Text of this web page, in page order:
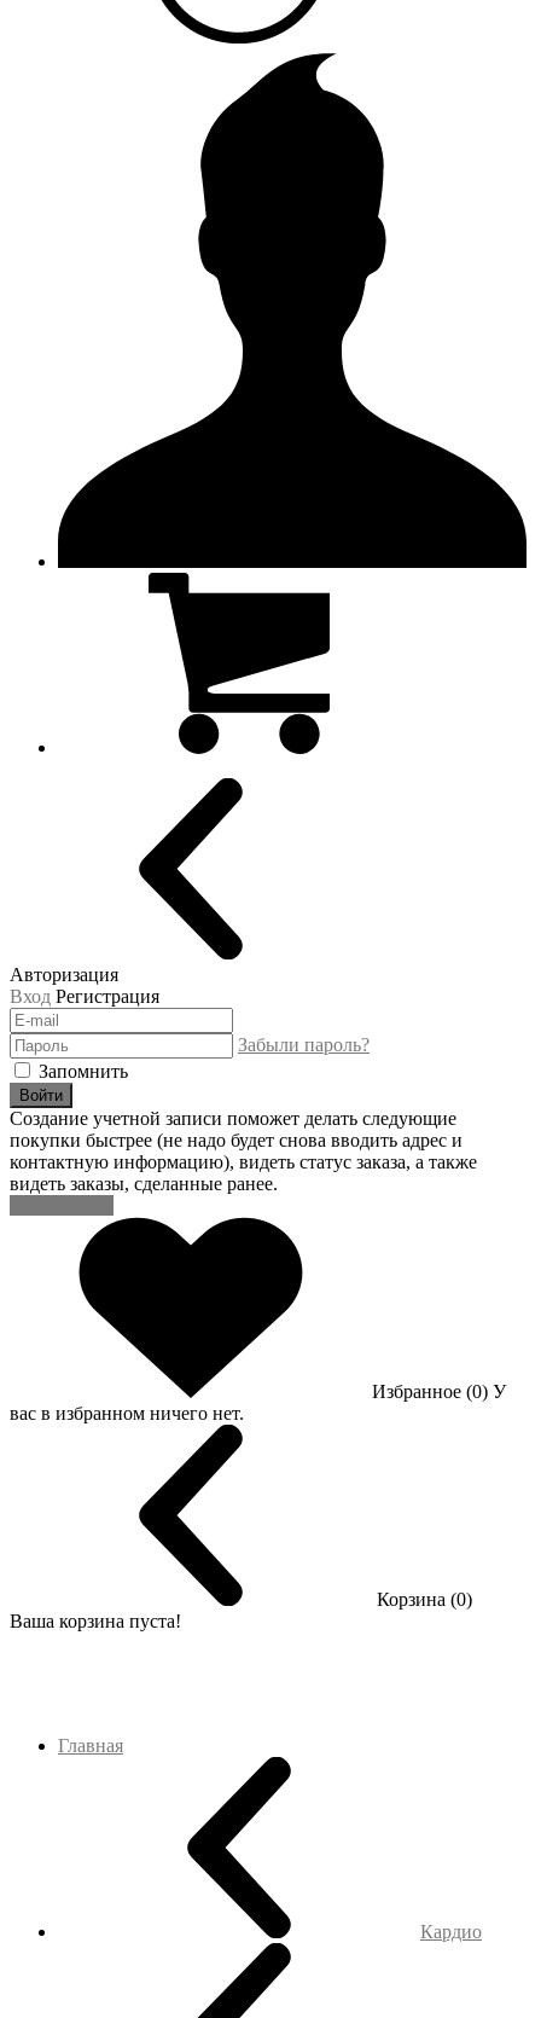
Авторизация
Вход Регистрация
Забыли пароль?
Запомнить
Войти
Создание учетной записи поможет делать следующие
покупки быстрее (не надо будет снова вводить адрес и
контактную информацию), видеть статус заказа, а также
видеть заказы, сделанные ранее.
Избранное (0) У
вас в избранном ничего нет.
Корзина (0)
Ваша корзина пуста!
Главная
Кардио